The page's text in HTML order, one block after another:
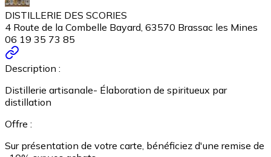
DISTILLERIE DES SCORIES
4 Route de la Combelle Bayard, 63570 Brassac les Mines
06 19 35 73 85
Description :
Distillerie artisanale- Élaboration de spiritueux par
distillation
Offre :
Sur présentation de votre carte, bénéficiez d'une remise de